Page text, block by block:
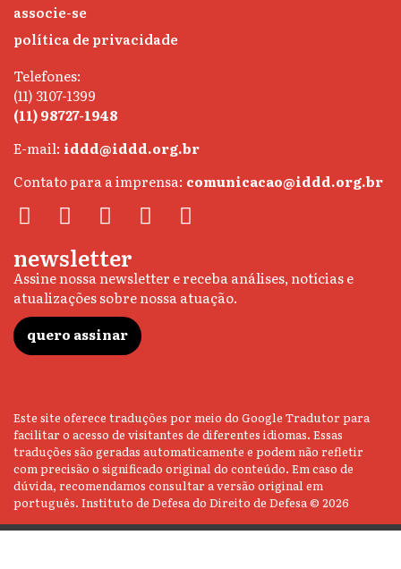
associe-se
política de privacidade
Telefones:
(11) 3107-1399
(11) 98727-1948
E-mail: iddd@iddd.org.br
Contato para a imprensa: comunicacao@iddd.org.br
newsletter
Assine nossa newsletter e receba análises, notícias e
atualizações sobre nossa atuação.
quero assinar
Este site oferece traduções por meio do Google Tradutor para
facilitar o acesso de visitantes de diferentes idiomas. Essas
traduções são geradas automaticamente e podem não refletir
com precisão o significado original do conteúdo. Em caso de
dúvida, recomendamos consultar a versão original em
português. Instituto de Defesa do Direito de Defesa © 2026